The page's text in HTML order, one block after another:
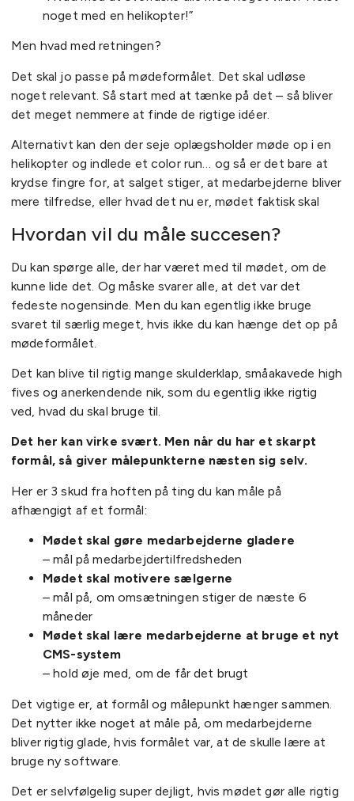
noget med en helikopter!”
Men hvad med retningen?
Det skal jo passe på mødeformålet. Det skal udløse
noget relevant. Så start med at tænke på det – så bliver
det meget nemmere at finde de rigtige idéer.
Alternativt kan den der seje oplægsholder møde op i en
helikopter og indlede et color run… og så er det bare at
krydse fingre for, at salget stiger, at medarbejderne bliver
mere tilfredse, eller hvad det nu er, mødet faktisk skal
Hvordan vil du måle succesen?
Du kan spørge alle, der har været med til mødet, om de
kunne lide det. Og måske svarer alle, at det var det
fedeste nogensinde. Men du kan egentlig ikke bruge
svaret til særlig meget, hvis ikke du kan hænge det op på
mødeformålet.
Det kan blive til rigtig mange skulderklap, småakavede high
fives og anerkendende nik, som du egentlig ikke rigtig
ved, hvad du skal bruge til.
Det her kan virke svært. Men når du har et skarpt
formål, så giver målepunkterne næsten sig selv.
Her er 3 skud fra hoften på ting du kan måle på
afhængigt af et formål:
Mødet skal gøre medarbejderne gladere
– mål på medarbejdertilfredsheden
Mødet skal motivere sælgerne
– mål på, om omsætningen stiger de næste 6
måneder
Mødet skal lære medarbejderne at bruge et nyt
CMS-system
– hold øje med, om de får det brugt
Det vigtige er, at formål og målepunkt hænger sammen.
Det nytter ikke noget at måle på, om medarbejderne
bliver rigtig glade, hvis formålet var, at de skulle lære at
bruge ny software.
Det er selvfølgelig super dejligt, hvis mødet gør alle rigtig